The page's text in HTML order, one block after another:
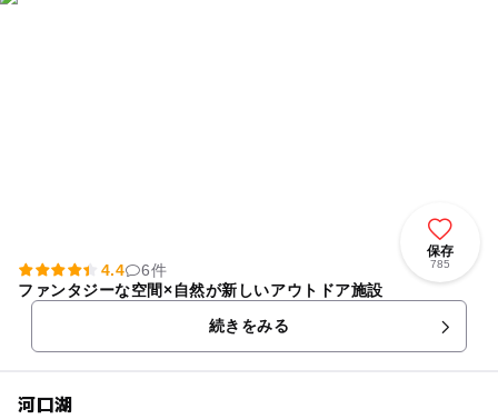
保存
785
4.4
6件
ファンタジーな空間×自然が新しいアウトドア施設
続きをみる
河口湖